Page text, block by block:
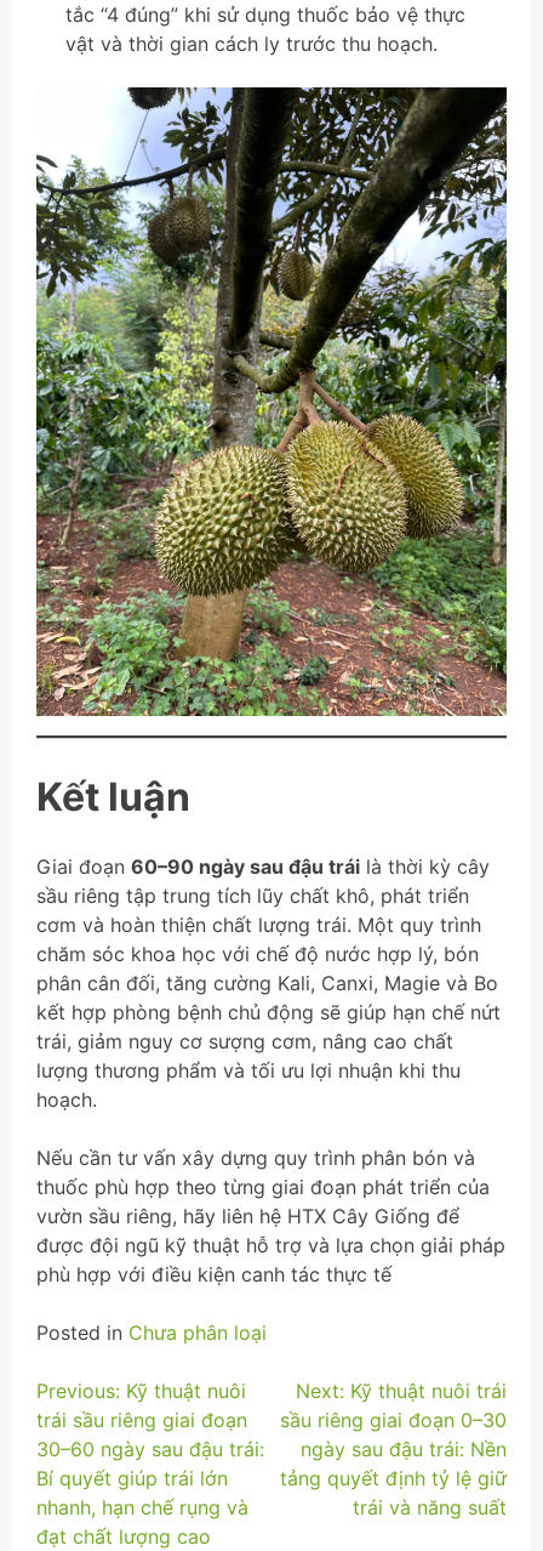
tắc “4 đúng” khi sử dụng thuốc bảo vệ thực
vật và thời gian cách ly trước thu hoạch.
Kết luận
Giai đoạn 60–90 ngày sau đậu trái là thời kỳ cây
sầu riêng tập trung tích lũy chất khô, phát triển
cơm và hoàn thiện chất lượng trái. Một quy trình
chăm sóc khoa học với chế độ nước hợp lý, bón
phân cân đối, tăng cường Kali, Canxi, Magie và Bo
kết hợp phòng bệnh chủ động sẽ giúp hạn chế nứt
trái, giảm nguy cơ sượng cơm, nâng cao chất
lượng thương phẩm và tối ưu lợi nhuận khi thu
hoạch.
Nếu cần tư vấn xây dựng quy trình phân bón và
thuốc phù hợp theo từng giai đoạn phát triển của
vườn sầu riêng, hãy liên hệ HTX Cây Giống để
được đội ngũ kỹ thuật hỗ trợ và lựa chọn giải pháp
phù hợp với điều kiện canh tác thực tế
Posted in Chưa phân loại
Điều
hướng
bài
viết
Previous: Kỹ thuật nuôi
trái sầu riêng giai đoạn
30–60 ngày sau đậu trái:
Bí quyết giúp trái lớn
nhanh, hạn chế rụng và
đạt chất lượng cao
Next: Kỹ thuật nuôi trái
sầu riêng giai đoạn 0–30
ngày sau đậu trái: Nền
tảng quyết định tỷ lệ giữ
trái và năng suất